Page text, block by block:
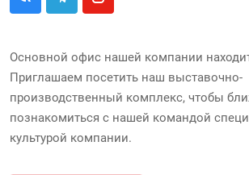
Основной офис нашей компании
Приглашаем посетить наш выставочно-
производственный комплекс, чтобы
познакомиться с нашей командой
культурой компании.